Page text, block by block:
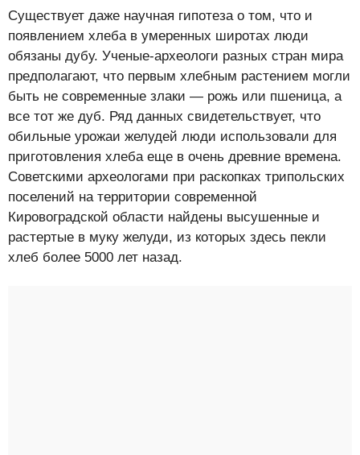
Существует даже научная гипотеза о том, что и
появлением хлеба в умеренных широтах люди
обязаны дубу. Ученые-археологи разных стран мира
предполагают, что первым хлебным растением могли
быть не современные злаки — рожь или пшеница, а
все тот же дуб. Ряд данных свидетельствует, что
обильные урожаи желудей люди использовали для
приготовления хлеба еще в очень древние времена.
Советскими археологами при раскопках трипольских
поселений на территории современной
Кировоградской области найдены высушенные и
растертые в муку желуди, из которых здесь пекли
хлеб более 5000 лет назад.